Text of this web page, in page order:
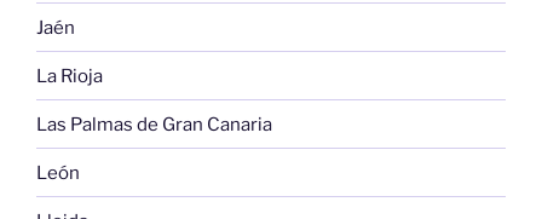
Jaén
La Rioja
Las Palmas de Gran Canaria
León